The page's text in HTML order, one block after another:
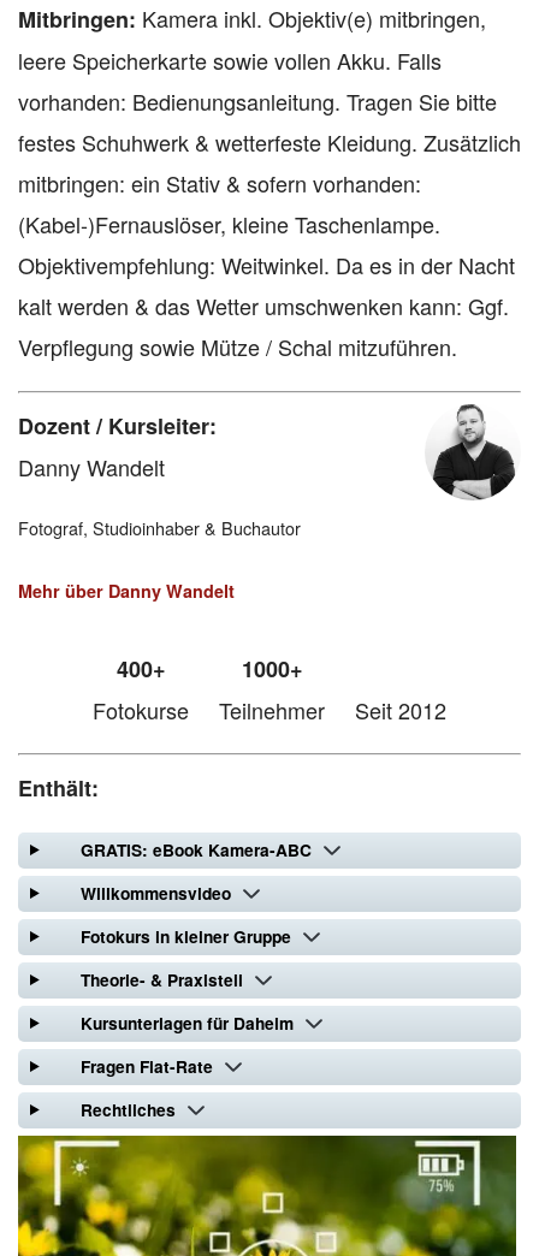
Mitbringen: Kamera inkl. Objektiv(e) mitbringen,
leere Speicherkarte sowie vollen Akku. Falls
vorhanden: Bedienungsanleitung. Tragen Sie bitte
festes Schuhwerk & wetterfeste Kleidung. Zusätzlich
mitbringen: ein Stativ & sofern vorhanden:
(Kabel-)Fernauslöser, kleine Taschenlampe.
Objektivempfehlung: Weitwinkel. Da es in der Nacht
kalt werden & das Wetter umschwenken kann: Ggf.
Verpflegung sowie Mütze / Schal mitzuführen.
Dozent / Kursleiter:
Danny Wandelt
Fotograf, Studioinhaber & Buchautor
Mehr über Danny Wandelt
400+
Fotokurse
1000+
Teilnehmer
Seit 2012
Enthält:
GRATIS: eBook Kamera-ABC
Willkommensvideo
Fotokurs in kleiner Gruppe
Theorie- & Praxisteil
Kursunterlagen für Daheim
Fragen Flat-Rate
Rechtliches